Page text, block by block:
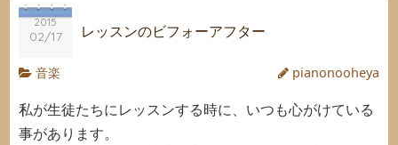
2015
02/17 レッスンのビフォーアフター
音楽 pianonooheya
私が生徒たちにレッスンする時に、いつも心がけている
事があります。